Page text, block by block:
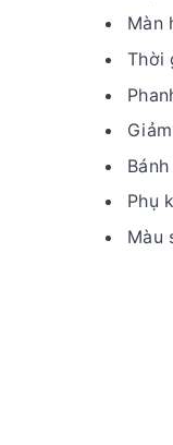
Màn
Thời
Phụ
Màu